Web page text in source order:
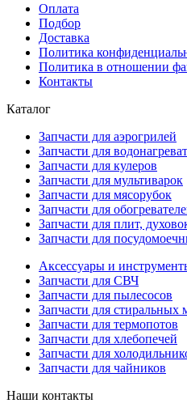
Оплата
Подбор
Доставка
Политика
Политика в отношении
Контакты
Каталог
Запчасти для аэрогрилей
Запчасти для
Запчасти для кулеров
Запчасти для мультиварок
Запчасти для мясорубок
Запчасти для
Запчасти для плит,
Запчасти для
Аксессуары и
Запчасти для СВЧ
Запчасти для пылесосов
Запчасти для стиральных
Запчасти для термопотов
Запчасти для хлебопечей
Запчасти для
Запчасти для чайников
Наши контакты